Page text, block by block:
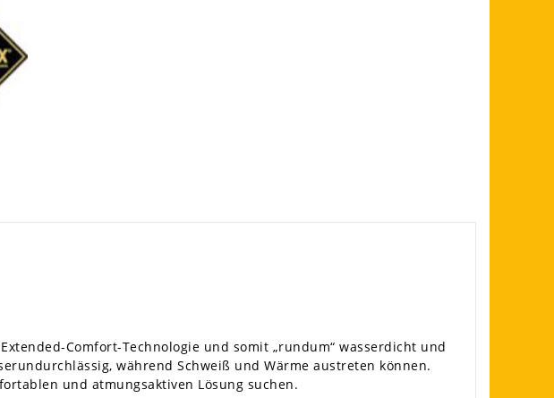
Comfort-Technologie und somit „rundum“ wasserdicht und
während Schweiß und Wärme austreten können.
und atmungsaktiven Lösung suchen.